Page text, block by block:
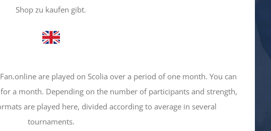
Shop zu kaufen gibt.
are played on Scolia over a period of one month. You can
a month. Depending on the number of participants and strength,
are played here, divided according to average in several
tournaments.